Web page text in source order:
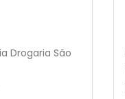
Drogaria São